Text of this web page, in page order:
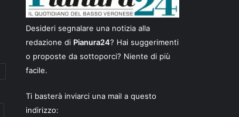
Desideri segnalare una notizia alla
redazione di Pianura24? Hai suggerimenti
o proposte da sottoporci? Niente di più
facile.
Ti basterà inviarci una mail a questo
indirizzo: